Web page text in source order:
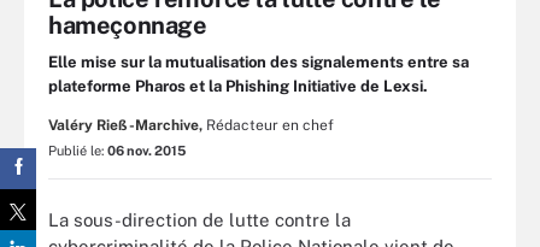
hameçonnage
Elle mise sur la mutualisation des signalements entre sa
plateforme Pharos et la Phishing Initiative de Lexsi.
Valéry Rieß-Marchive, Rédacteur en chef
Publié le: 06 nov. 2015
La sous-direction de lutte contre la